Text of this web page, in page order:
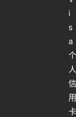
i
s
a
个
人
信
用
卡